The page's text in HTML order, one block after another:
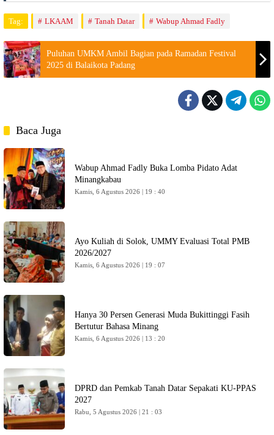
Tag: LKAAM Tanah Datar Wabup Ahmad Fadly
Puluhan UMKM Ambil Bagian pada Ramadan Festival
2025 di Balaikota Padang
Baca Juga
Wabup Ahmad Fadly Buka Lomba Pidato Adat
Minangkabau
Kamis, 6 Agustus 2026 | 19 : 40
Ayo Kuliah di Solok, UMMY Evaluasi Total PMB
2026/2027
Kamis, 6 Agustus 2026 | 19 : 07
Hanya 30 Persen Generasi Muda Bukittinggi Fasih
Bertutur Bahasa Minang
Kamis, 6 Agustus 2026 | 13 : 20
DPRD dan Pemkab Tanah Datar Sepakati KU-PPAS
2027
Rabu, 5 Agustus 2026 | 21 : 03